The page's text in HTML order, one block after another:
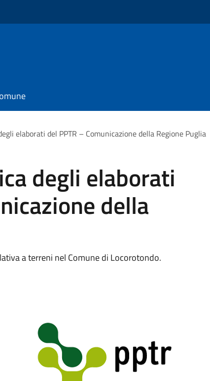
elaborati del PPTR – Comunicazione della Regione Puglia
degli elaborati
della
a terreni nel Comune di Locorotondo.